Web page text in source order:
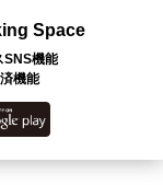
Space
機能
機能